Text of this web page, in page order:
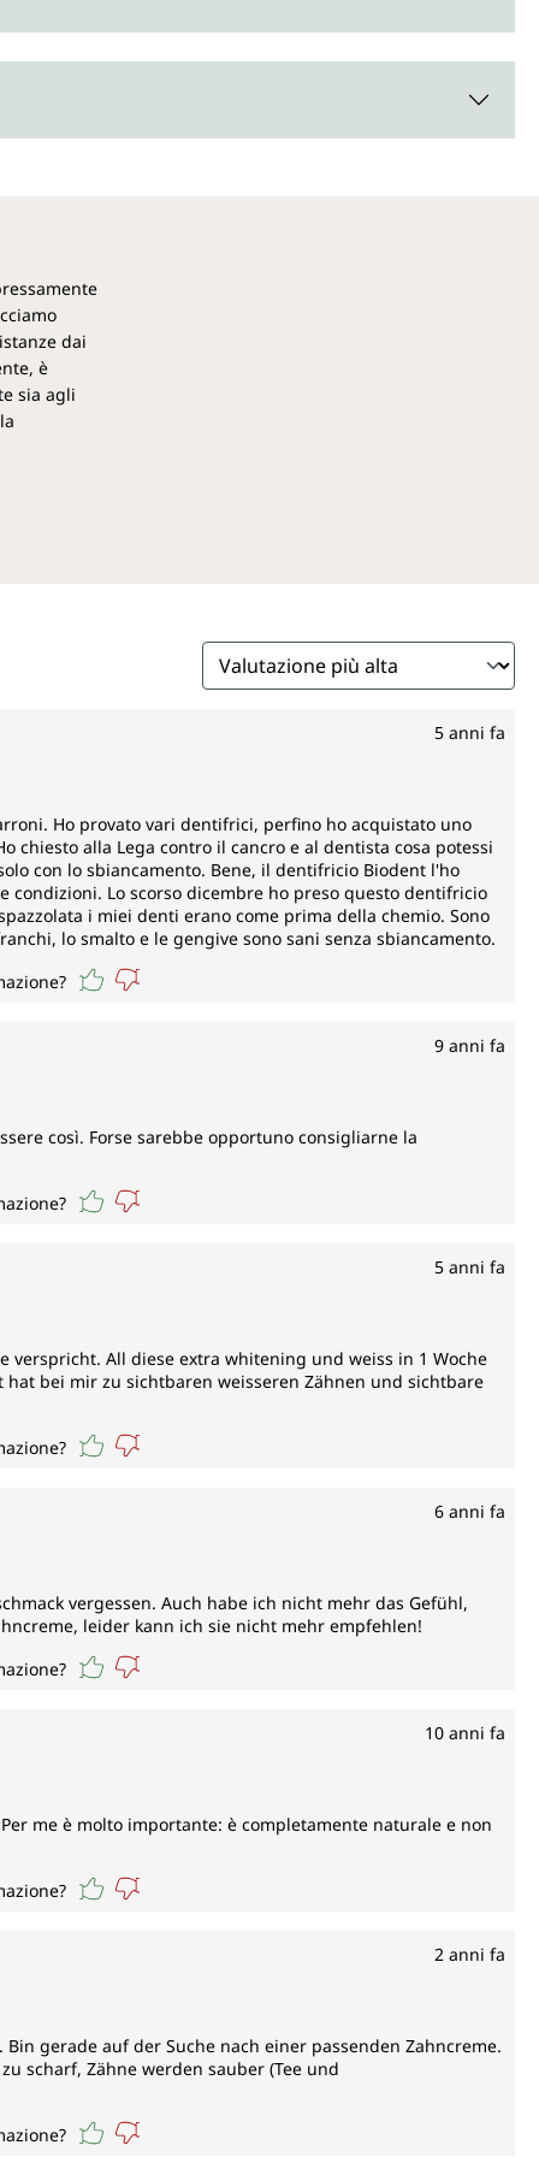
dai
è
sia agli
5 anni fa
Ho provato vari dentifrici, perfino ho acquistato uno
chiesto alla Lega contro il cancro e al dentista cosa potessi
con lo sbiancamento. Bene, il dentifricio Biodent l'ho
Lo scorso dicembre ho preso questo dentifricio
i miei denti erano come prima della chemio. Sono
lo smalto e le gengive sono sani senza sbiancamento.
9 anni fa
così. Forse sarebbe opportuno consigliarne la
5 anni fa
verspricht. All diese extra whitening und weiss in 1 Woche
bei mir zu sichtbaren weisseren Zähnen und sichtbare
6 anni fa
vergessen. Auch habe ich nicht mehr das Gefühl,
leider kann ich sie nicht mehr empfehlen!
10 anni fa
me è molto importante: è completamente naturale e non
2 anni fa
gerade auf der Suche nach einer passenden Zahncreme.
scharf, Zähne werden sauber (Tee und